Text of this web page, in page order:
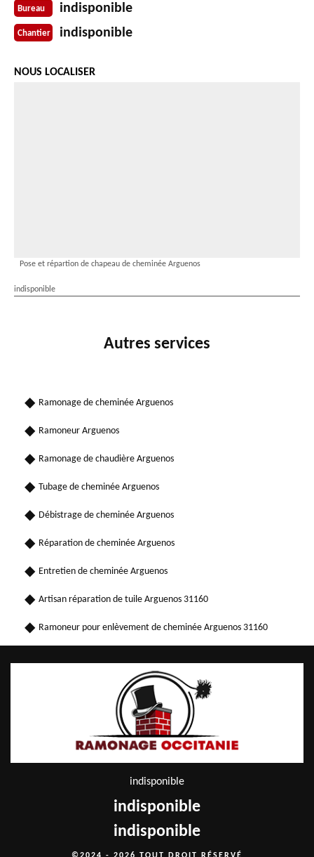
Bureau indisponible
Chantier indisponible
NOUS LOCALISER
Pose et répartion de chapeau de cheminée Arguenos
indisponible
Autres services
Ramonage de cheminée Arguenos
Ramoneur Arguenos
Ramonage de chaudière Arguenos
Tubage de cheminée Arguenos
Débistrage de cheminée Arguenos
Réparation de cheminée Arguenos
Entretien de cheminée Arguenos
Artisan réparation de tuile Arguenos 31160
Ramoneur pour enlèvement de cheminée Arguenos 31160
indisponible
indisponible
indisponible